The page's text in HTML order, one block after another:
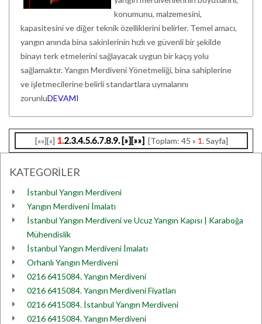
konumunu, malzemesini,
kapasitesini ve diğer teknik özelliklerini belirler. Temel amacı,
yangın anında bina sakinlerinin hızlı ve güvenli bir şekilde
binayı terk etmelerini sağlayacak uygun bir kaçış yolu
sağlamaktır. Yangın Merdiveni Yönetmeliği, bina sahiplerine
ve işletmecilerine belirli standartlara uymalarını
zorunluDEVAMI
[««][«] 1.2.3.4.5.6.7.8.9.[»][»»] [Toplam: 45 » 1.Sayfa]
KATEGORİLER
İstanbul Yangın Merdiveni
Yangın Merdiveni İmalatı
İstanbul Yangın Merdiveni ve Ucuz Yangın Kapısı | Karaboğa
Mühendislik
İstanbul Yangın Merdiveni İmalatı
Orhanlı Yangın Merdiveni
0216 6415084. Yangın Merdiveni
0216 6415084. Yangın Merdiveni Fiyatları
0216 6415084. İstanbul Yangın Merdiveni
0216 6415084. Yangın Merdiveni